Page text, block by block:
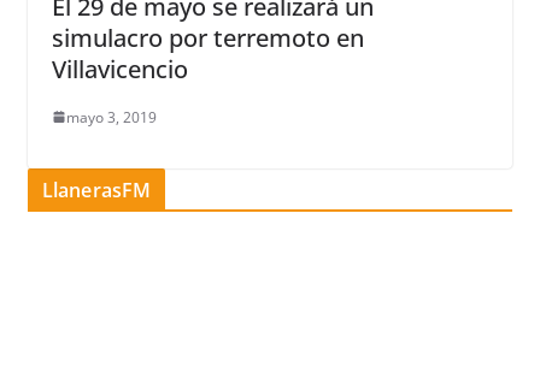
simulacro por terremoto en
Villavicencio
mayo 3, 2019
LlanerasFM